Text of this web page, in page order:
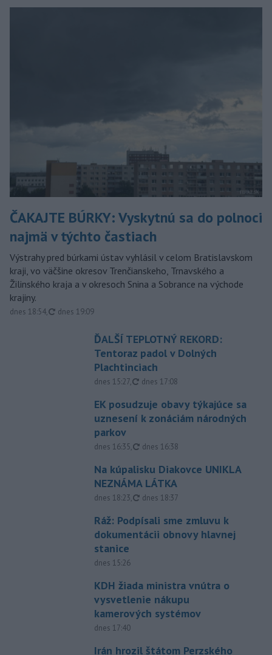
ČAKAJTE BÚRKY: Vyskytnú sa do polnoci
najmä v týchto častiach
Výstrahy pred búrkami ústav vyhlásil v celom Bratislavskom
kraji, vo väčšine okresov Trenčianskeho, Trnavského a
Žilinského kraja a v okresoch Snina a Sobrance na východe
krajiny.
dnes 18:54, aktualizované
dnes 19:09
ĎALŠÍ TEPLOTNÝ REKORD:
Tentoraz padol v Dolných
Plachtinciach
dnes 15:27, aktualizované
dnes 17:08
EK posudzuje obavy týkajúce sa
uznesení k zonáciám národných
parkov
dnes 16:35, aktualizované
dnes 16:38
Na kúpalisku Diakovce UNIKLA
NEZNÁMA LÁTKA
dnes 18:23, aktualizované
dnes 18:37
Ráž: Podpísali sme zmluvu k
dokumentácii obnovy hlavnej
stanice
dnes 15:26
KDH žiada ministra vnútra o
vysvetlenie nákupu
kamerových systémov
dnes 17:40
Irán hrozil štátom Perzského